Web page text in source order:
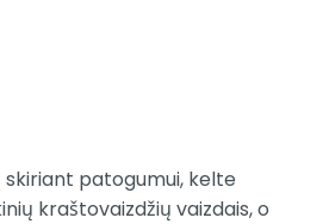
skiriant patogumui, kelte
kraštovaizdžių vaizdais, o